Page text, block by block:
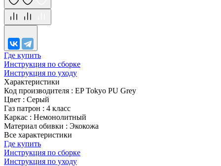
Где купить
Инструкция по сборке
Инструкция по уходу
Характеристики
Код производителя : EP Tokyo PU Grey
Цвет : Серый
Газ патрон : 4 класс
Каркас : Немонолитный
Материал обивки : Экокожа
Все характеристики
Где купить
Инструкция по сборке
Инструкция по уходу